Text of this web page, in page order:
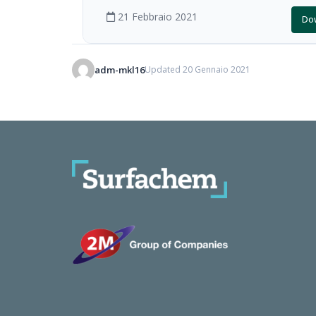
21 Febbraio 2021
adm-mkl16Updated 20 Gennaio 2021